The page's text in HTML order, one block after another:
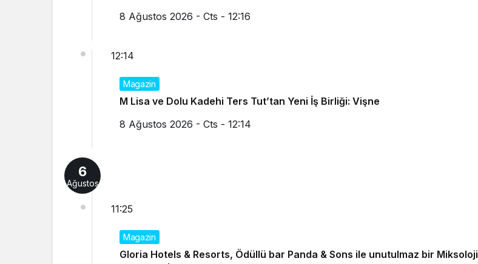
8 Ağustos 2026 - Cts - 12:16
12:14
Magazin
M Lisa ve Dolu Kadehi Ters Tut’tan Yeni İş Birliği: Vişne
8 Ağustos 2026 - Cts - 12:14
6
Ağustos
11:25
Magazin
Gloria Hotels & Resorts, Ödüllü bar Panda & Sons ile unutulmaz bir Miksoloji